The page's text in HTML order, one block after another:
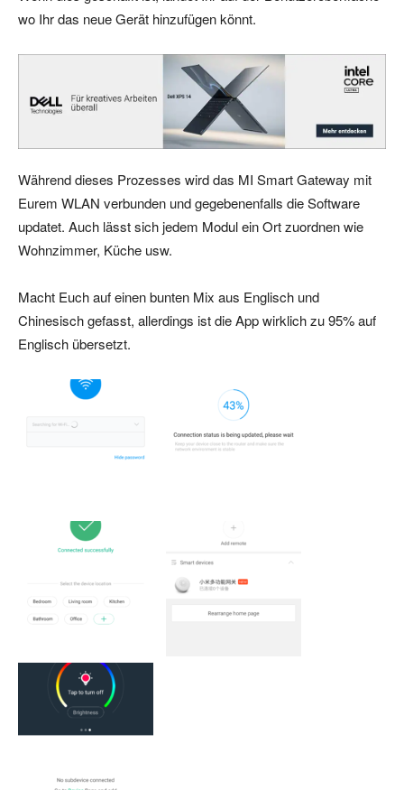
wo Ihr das neue Gerät hinzufügen könnt.
Während dieses Prozesses wird das MI Smart Gateway mit
Eurem WLAN verbunden und gegebenenfalls die Software
updatet. Auch lässt sich jedem Modul ein Ort zuordnen wie
Wohnzimmer, Küche usw.
Macht Euch auf einen bunten Mix aus Englisch und
Chinesisch gefasst, allerdings ist die App wirklich zu 95% auf
Englisch übersetzt.